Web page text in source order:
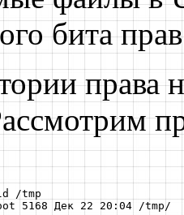
бита
права
/tmp
5168 Дек 22 20:04 /tmp/